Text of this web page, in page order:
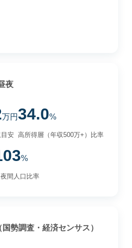
夜
万円
安
34.0%
高所得層（年収500万+）比率
%
間人口比率
勢調査・経済センサス）